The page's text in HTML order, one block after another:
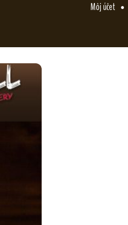
Môj účet